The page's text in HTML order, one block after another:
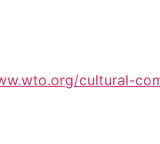
cultural-